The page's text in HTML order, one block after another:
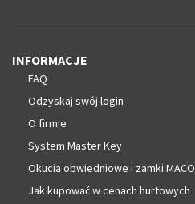
INFORMACJE
FAQ
Odzyskaj swój login
O firmie
System Master Key
Okucia obwiedniowe i zamki MACO
Jak kupować w cenach hurtowych